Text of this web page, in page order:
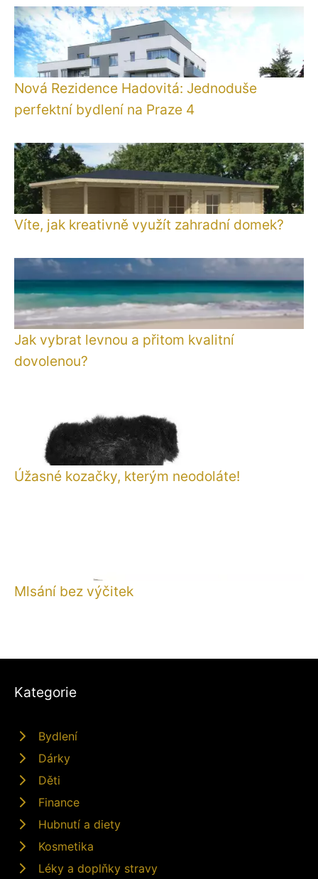
Nová Rezidence Hadovitá: Jednoduše
perfektní bydlení na Praze 4
Víte, jak kreativně využít zahradní domek?
Jak vybrat levnou a přitom kvalitní
dovolenou?
Úžasné kozačky, kterým neodoláte!
Mlsání bez výčitek
Kategorie
Bydlení
Dárky
Děti
Finance
Hubnutí a diety
Kosmetika
Léky a doplňky stravy